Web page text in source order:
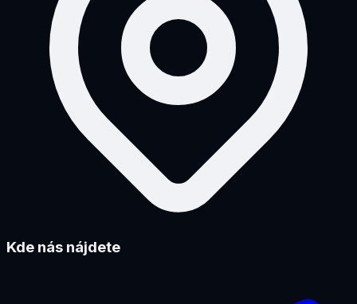
Kde nás nájdete